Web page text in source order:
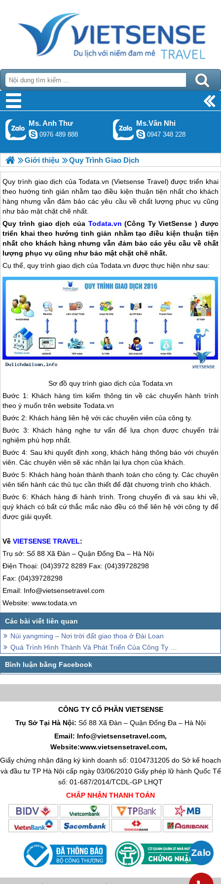
Ms. Anh Thư
0976 489 888
Ms.Vân Nhi
0947 348 228
Giới thiệu Quy Trình Giao Dịch
Quy trình giao dịch của Todata.vn (Vietsense Travel) được triển khai
theo hướng tinh giản nhằm tạo điều kiện thuận tiện nhất cho khách
hàng nhưng vẫn đảm bảo các yêu cầu về chất lượng phục vụ cũng
như bảo mật chặt chẽ nhất.
Quy trình giao dịch của Todata.vn (Công Ty VietSense ) được
triển khai theo hướng tinh giản nhằm tạo điều kiện thuận tiện
nhất cho khách hàng nhưng vẫn đảm bảo các yêu cầu về chất
lượng phục vụ cũng như bảo mật chặt chẽ nhất.
Cụ thể, quy trình giao dịch của Todata.vn được thực hiện như sau:
Sơ đồ quy trình giao dịch của Todata.vn
Bước 1: Khách hàng tìm kiếm thông tin về các chuyến hành trình
theo ý muốn trên website Todata.vn
Bước 2: Khách hàng liên hệ với các chuyên viên của công ty.
Bước 3: Khách hàng nghe tư vấn để lựa chọn được chuyến trải
nghiệm phù hợp nhất.
Bước 4: Sau khi quyết định xong, khách hàng thông báo với chuyên
viên. Các chuyên viên sẽ xác nhận lại lựa chọn của khách.
Bước 5: Khách hàng hoàn thành thanh toán cho công ty. Các chuyên
viên tiến hành các thủ tục cần thiết để đặt chương trình cho khách.
Bước 6: Khách hàng đi hành trình. Trong chuyến đi và sau khi về,
quý khách có bất cứ thắc mắc nào đều có thể liên hệ với công ty để
được giải quyết.
VềVIETSENSE TRAVEL:
Trụ sở: Số 88 Xã Đàn – Quận Đống Đa – Hà Nội
Điện Thoại: (04)3972 8289 Fax: (04)39728298
Fax: (04)39728298
Email: Info@vietsensetravel.com
Website: www.todata.vn
Núi yangming – Nơi trời đất giao thoa ở Đài Loan
Quá Trình Hình Thành Và Phát Triển Của Công Ty VietSense travel
CÔNG TY CỔ PHẦN VIETSENSE
Trụ Sở Tại Hà Nội: Số 88 Xã Đàn – Quận Đống Đa – Hà Nội
Email: Info@vietsensetravel.com,
Website:www.vietsensetravel.com,
Giấy chứng nhận đăng ký kinh doanh số: 0104731205 do Sở kế hoạch
và đầu tư TP Hà Nội cấp ngày 03/06/2010 Giấy phép lữ hành Quốc Tế
số: 01-687/2014/TCDL-GP LHQT
CHẤP NHẬN THANH TOÁN